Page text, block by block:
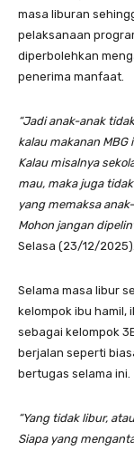
masa liburan
pelaksanaan
diperbolehkan
penerima manfaat.
“Jadi anak-anak
kalau makanan
Kalau misalnya
mau, maka juga
yang memaksa
Mohon jangan
Selasa (23/12/2025).
Selama masa libur
kelompok ibu hamil,
sebagai kelompok
berjalan seperti
bertugas selama ini.
“Yang tidak libur,
Siapa yang